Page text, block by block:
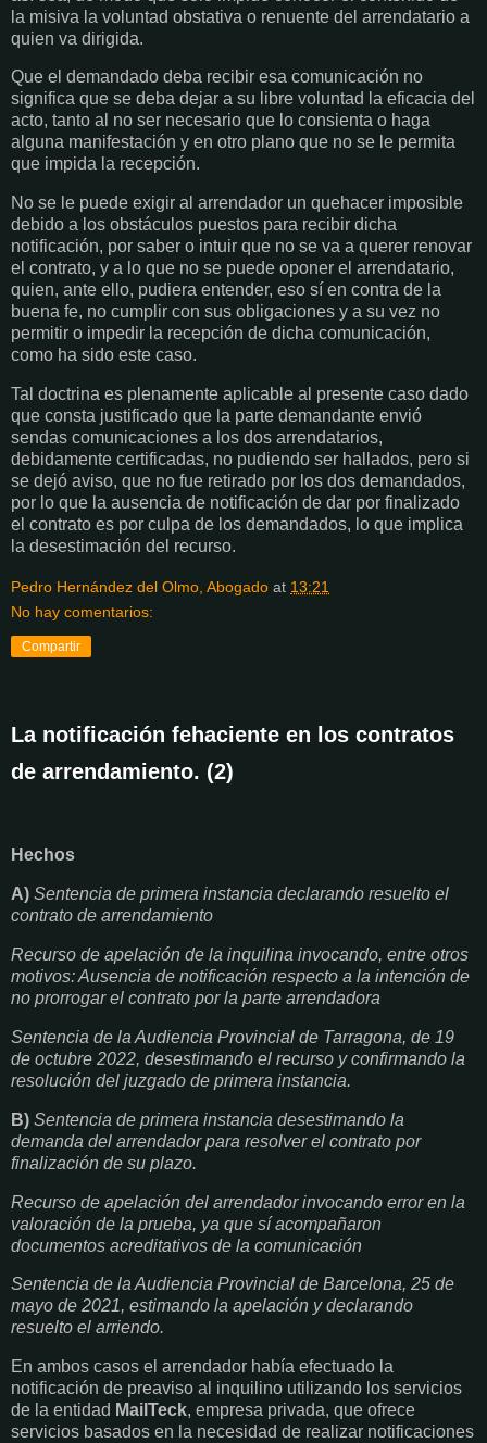
la misiva la voluntad obstativa o renuente del arrendatario a
quien va dirigida.
Que el demandado deba recibir esa comunicación no
significa que se deba dejar a su libre voluntad la eficacia del
acto, tanto al no ser necesario que lo consienta o haga
alguna manifestación y en otro plano que no se le permita
que impida la recepción.
No se le puede exigir al arrendador un quehacer imposible
debido a los obstáculos puestos para recibir dicha
notificación, por saber o intuir que no se va a querer renovar
el contrato, y a lo que no se puede oponer el arrendatario,
quien, ante ello, pudiera entender, eso sí en contra de la
buena fe, no cumplir con sus obligaciones y a su vez no
permitir o impedir la recepción de dicha comunicación,
como ha sido este caso.
Tal doctrina es plenamente aplicable al presente caso dado
que consta justificado que la parte demandante envió
sendas comunicaciones a los dos arrendatarios,
debidamente certificadas, no pudiendo ser hallados, pero si
se dejó aviso, que no fue retirado por los dos demandados,
por lo que la ausencia de notificación de dar por finalizado
el contrato es por culpa de los demandados, lo que implica
la desestimación del recurso.
Pedro Hernández del Olmo, Abogado at 13:21
No hay comentarios:
Compartir
La notificación fehaciente en los contratos
de arrendamiento. (2)
Hechos
A) Sentencia de primera instancia declarando resuelto el
contrato de arrendamiento
Recurso de apelación de la inquilina invocando, entre otros
motivos: Ausencia de notificación respecto a la intención de
no prorrogar el contrato por la parte arrendadora
Sentencia de la Audiencia Provincial de Tarragona, de 19
de octubre 2022, desestimando el recurso y confirmando la
resolución del juzgado de primera instancia.
B) Sentencia de primera instancia desestimando la
demanda del arrendador para resolver el contrato por
finalización de su plazo.
Recurso de apelación del arrendador invocando error en la
valoración de la prueba, ya que sí acompañaron
documentos acreditativos de la comunicación
Sentencia de la Audiencia Provincial de Barcelona, 25 de
mayo de 2021, estimando la apelación y declarando
resuelto el arriendo.
En ambos casos el arrendador había efectuado la
notificación de preaviso al inquilino utilizando los servicios
de la entidad MailTeck, empresa privada, que ofrece
servicios basados en la necesidad de realizar notificaciones